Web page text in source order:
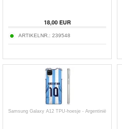
18,00EUR
ARTIKELNR.: 239548
Samsung Galaxy A12 TPU-hoesje - Argentinië